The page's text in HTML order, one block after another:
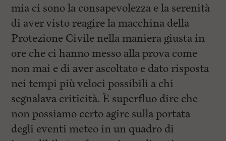
mia ci sono la consapevolezza e la serenità
di aver visto reagire la macchina della
Protezione Civile nella maniera giusta in
ore che ci hanno messo alla prova come
non mai e di aver ascoltato e dato risposta
nei tempi più veloci possibili a chi
segnalava criticità. È superfluo dire che
non possiamo certo agire sulla portata
degli eventi meteo in un quadro di